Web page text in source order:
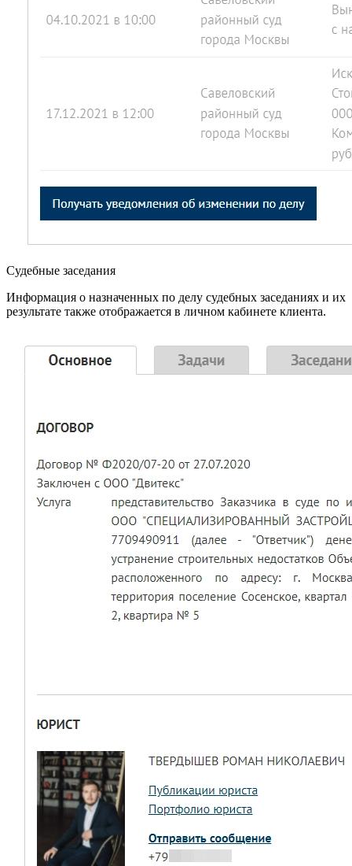
Судебные заседания
Информация о назначенных по делу судебных заседаниях и их
результате также отображается в личном кабинете клиента.